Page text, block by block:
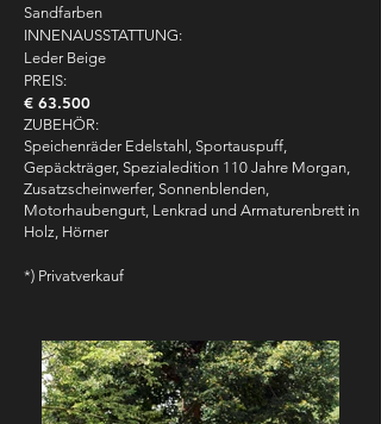
Sandfarben
INNENAUSSTATTUNG:
Leder Beige
PREIS:
€ 63.500
ZUBEHÖR:
Speichenräder Edelstahl, Sportauspuff,
Gepäckträger, Spezialedition 110 Jahre Morgan,
Zusatzscheinwerfer, Sonnenblenden,
Motorhaubengurt, Lenkrad und Armaturenbrett in
Holz, Hörner
*) Privatverkauf